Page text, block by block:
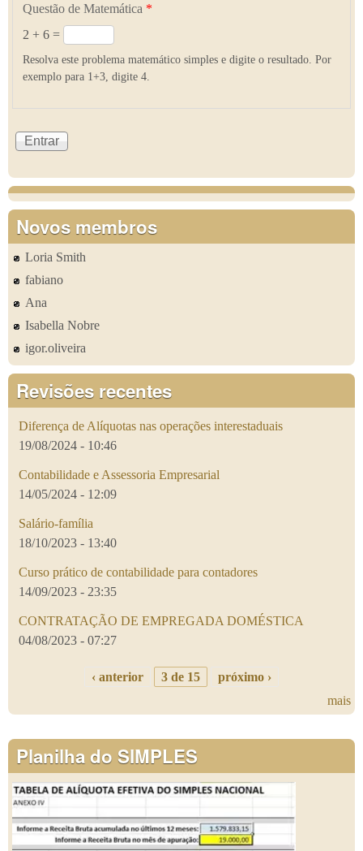
Questão de Matemática *
2 + 6 =
Resolva este problema matemático simples e digite o resultado. Por
exemplo para 1+3, digite 4.
Novos membros
Loria Smith
fabiano
Ana
Isabella Nobre
igor.oliveira
Revisões recentes
Diferença de Alíquotas nas operações interestaduais
19/08/2024 - 10:46
Contabilidade e Assessoria Empresarial
14/05/2024 - 12:09
Salário-família
18/10/2023 - 13:40
Curso prático de contabilidade para contadores
14/09/2023 - 23:35
CONTRATAÇÃO DE EMPREGADA DOMÉSTICA
04/08/2023 - 07:27
‹ anterior 3 de 15
próximo ›
mais
Planilha do SIMPLES